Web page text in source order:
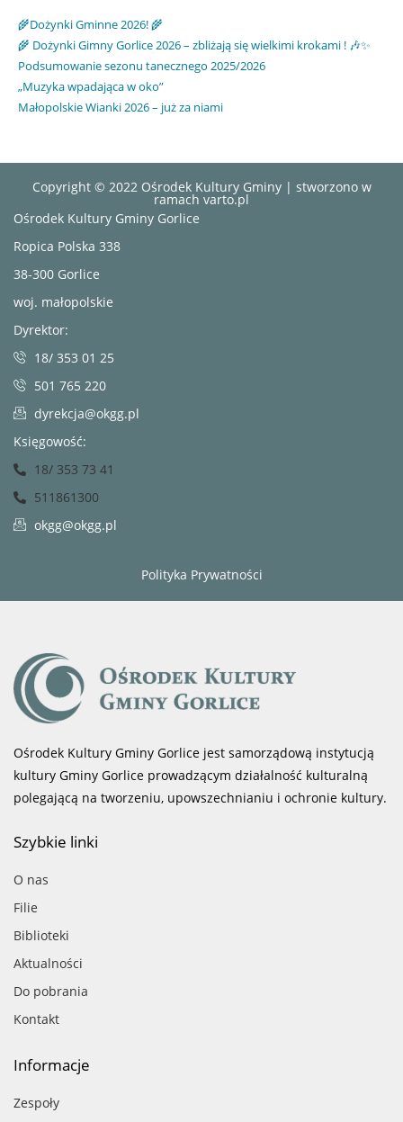
🌾Dożynki Gminne 2026! 🌾
🌾 Dożynki Gimny Gorlice 2026 – zbliżają się wielkimi krokami ! 🎶✨
Podsumowanie sezonu tanecznego 2025/2026
„Muzyka wpadająca w oko”
Małopolskie Wianki 2026 – już za niami
Copyright © 2022 Ośrodek Kultury Gminy | stworzono w
ramach varto.pl
Ośrodek Kultury Gminy Gorlice
Ropica Polska 338
38-300 Gorlice
woj. małopolskie
Dyrektor:
18/ 353 01 25
501 765 220
dyrekcja@okgg.pl
Księgowość:
18/ 353 73 41
511861300
okgg@okgg.pl
Polityka Prywatności
Ośrodek Kultury Gminy Gorlice jest samorządową instytucją
kultury Gminy Gorlice prowadzącym działalność kulturalną
polegającą na tworzeniu, upowszechnianiu i ochronie kultury.
Szybkie linki
O nas
Filie
Biblioteki
Aktualności
Do pobrania
Kontakt
Informacje
Zespoły